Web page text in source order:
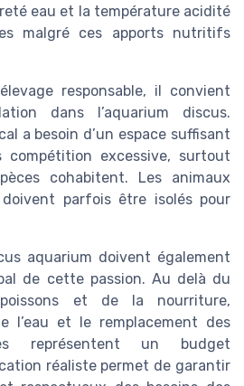
eau et la température acidité
malgré ces apports nutritifs
responsable, il convient
dans l’aquarium discus.
a besoin d’un espace suffisant
compétition excessive, surtout
cohabitent. Les animaux
parfois être isolés pour
aquarium doivent également
de cette passion. Au delà du
et de la nourriture,
l’eau et le remplacement des
représentent un budget
réaliste permet de garantir